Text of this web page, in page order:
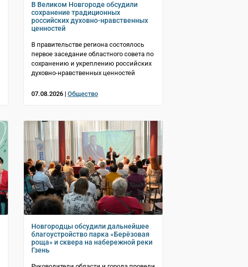
В Великом Новгороде обсудили
сохранение традиционных
российских духовно-нравственных
ценностей
В правительстве региона состоялось
первое заседание областного совета по
сохранению и укреплению российских
духовно-нравственных ценностей
07.08.2026 | Общество
Новгородцы обсудили дальнейшее
благоустройство парка «Берёзовая
роща» и сквера на набережной реки
Гзень